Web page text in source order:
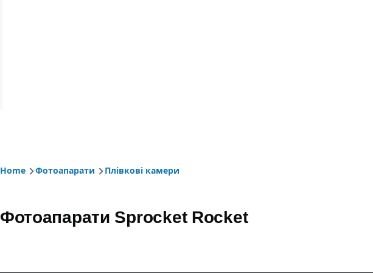
Breadcrumb
Home Фотоапарати Плівкові камери
Фотоапарати Sprocket Rocket